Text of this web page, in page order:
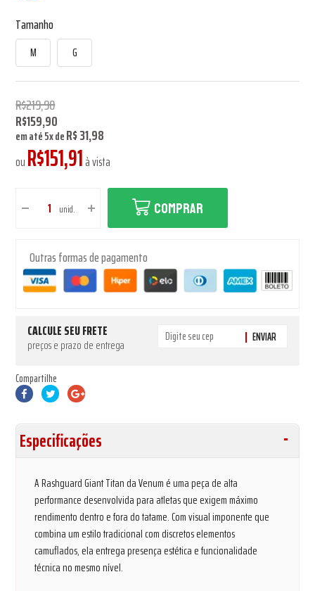
Tamanho
M G
R$219,90
R$159,90
em até5xdeR$ 31,98
ouR$151,91à vista
unid. COMPRAR
Outras formas de pagamento
CALCULE SEU FRETE
preços e prazo de entrega ENVIAR
Compartilhe
Especificações
A Rashguard Giant Titan da Venum é uma peça de alta
performance desenvolvida para atletas que exigem máximo
rendimento dentro e fora do tatame. Com visual imponente que
combina um estilo tradicional com discretos elementos
camuflados, ela entrega presença estética e funcionalidade
técnica no mesmo nível.